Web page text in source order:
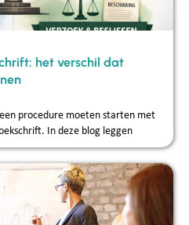
het verschil dat
procedure moeten starten met
In deze blog leggen